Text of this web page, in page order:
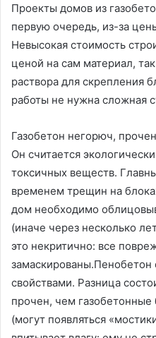
Проекты домов из
первую очередь, из-за
Невысокая стоимость
ценой на сам материал,
раствора для скрепления
работы не нужна сложная
Газобетон негорюч,
Он считается
токсичных веществ.
временем трещин на
дом необходимо
(иначе через несколько
это некритично: все
свойствами. Разница
прочен, чем
(могут появляться